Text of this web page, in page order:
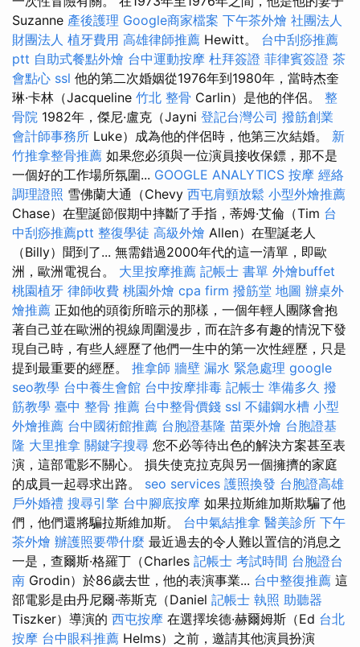
Suzanne 產後護理 Google商家檔案 下午茶外燴 社團法人
財團法人 植牙費用 高雄律師推薦 Hewitt。 台中刮痧推薦
ptt 自助式餐點外燴 台中運動按摩 杜拜簽證 菲律賓簽證 茶
會點心 ssl 他的第二次婚姻從1976年到1980年，當時杰奎
琳·卡林（Jacqueline 竹北 整骨 Carlin）是他的伴侶。 整
骨院 1982年，傑尼·盧克（Jayni 登記台灣公司 撥筋創業
會計師事務所 Luke）成為他的伴侶時，他第三次結婚。 新
竹推拿整骨推薦 如果您必須與一位演員接收保鏢，那不是
一個好的工作場所氛圍... GOOGLE ANALYTICS 按摩 經絡
調理證照 雪佛蘭大通（Chevy 西屯肩頸放鬆 小型外燴推薦
Chase）在聖誕節假期中摔斷了手指，蒂姆·艾倫（Tim 台
中刮痧推薦ptt 整復學徒 高級外燴 Allen）在聖誕老人
（Billy）聞到了... 無需錯過2000年代的這一清單，即歐
洲，歐洲電視台。 大里按摩推薦 記帳士 書單 外燴buffet
桃園植牙 律師收費 桃園外燴 cpa firm 撥筋堂 地圖 辦桌外
燴推薦 正如他的頭銜所暗示的那樣，一個年輕人團隊會抱
著自己並在歐洲的視線周圍漫步，而在許多有趣的情況下發
現自己時，有些人經歷了他們一生中的第一次性經歷，只是
提到最重要的經歷。 推拿師 牆壁 漏水 緊急處理 google
seo教學 台中養生會館 台中按摩排毒 記帳士 準備多久 撥
筋教學 臺中 整骨 推薦 台中整骨價錢 ssl 不鏽鋼水槽 小型
外燴推薦 台中國術館推薦 台胞證基隆 苗栗外燴 台胞證基
隆 大里推拿 關鍵字搜尋 您不必等待出色的解決方案甚至表
演，這部電影不關心。 損失使克拉克與另一個擁擠的家庭
的成員一起尋求出路。 seo services 護照換發 台胞證高雄
戶外婚禮 搜尋引擎 台中腳底按摩 如果拉斯維加斯欺騙了他
們，他們還將騙拉斯維加斯。 台中氣結推拿 醫美診所 下午
茶外燴 辦護照要帶什麼 最近過去的令人難以置信的消息之
一是，查爾斯·格羅丁（Charles 記帳士 考試時間 台胞證台
南 Grodin）於86歲去世，他的表演事業... 台中整復推薦 這
部電影是由丹尼爾·蒂斯克（Daniel 記帳士 執照 助聽器
Tiszker）導演的 西屯按摩 在選擇埃德·赫爾姆斯（Ed 台北
按摩 台中眼科推薦 Helms）之前，邀請其他演員扮演